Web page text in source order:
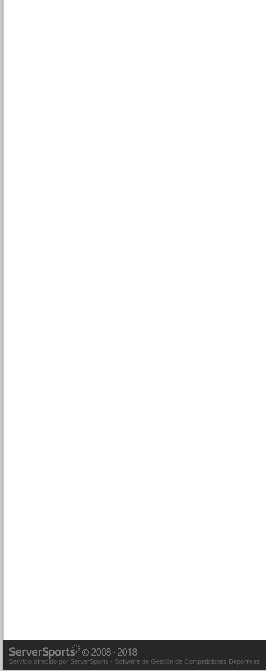
Servicio ofrecido por ServerSports - Software de Gestión de Competiciones Deportivas